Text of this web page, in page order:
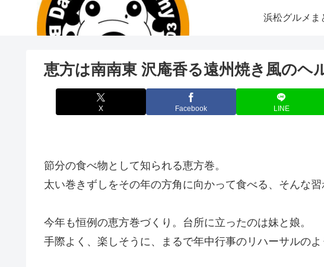
浜松グルメま
恵方は南南東 沢庵香る遠州焼き風のヘ
X Facebook LINE
節分の食べ物として知られる恵方巻。
太い巻きずしをその年の方角に向かって食べる、そんな習
今年も恒例の恵方巻づくり。台所に立ったのは妹と娘。
手際よく、楽しそうに、まるで年中行事のリハーサルのよ